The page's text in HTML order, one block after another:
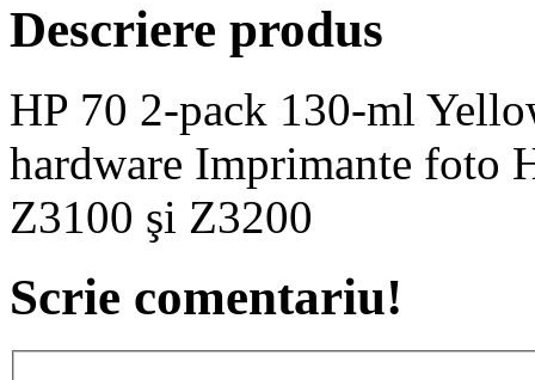
Descriere produs
HP 70 2-pack 130-ml
hardware Imprimante foto
Z3100 şi Z3200
Scrie comentariu!